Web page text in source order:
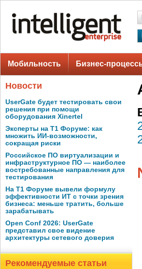
Мобильность Бизнес-
Новости
UserGate будет тестировать свои
решения при помощи
оборудования Xinertel
Эксперты на Т1 Форуме: как
множить ИИ-возможности,
сокращая риски
Российское ПО виртуализации и
инфраструктурное ПО — наиболее
востребованные направления для
тестирования
На Т1 Форуме вывели формулу
эффективности ИТ с точки зрения
бизнеса: меньше тратить, больше
зарабатывать
Open Conf 2026: UserGate
представил свое видение
архитектуры сетевого доверия
Рекомендуемые статьи